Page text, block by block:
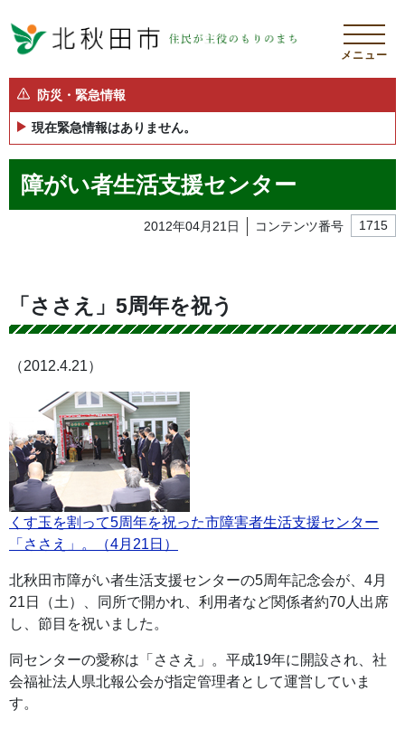
メニュー
防災・緊急情報
現在緊急情報はありません。
障がい者生活支援センター
2012年04月21日 コンテンツ番号 1715
「ささえ」5周年を祝う
（2012.4.21）
くす玉を割って5周年を祝った市障害者生活支援センター
「ささえ」。（4月21日）
北秋田市障がい者生活支援センターの5周年記念会が、4月
21日（土）、同所で開かれ、利用者など関係者約70人出席
し、節目を祝いました。
同センターの愛称は「ささえ」。平成19年に開設され、社
会福祉法人県北報公会が指定管理者として運営していま
す。